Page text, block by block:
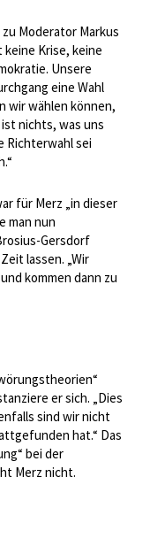
Moderator Markus
keine Krise, keine
Unsere
eine Wahl
wir wählen können,
nichts, was uns
Richterwahl sei
für Merz „in dieser
man nun
Gersdorf
lassen. „Wir
kommen dann zu
er sich. „Dies
sind wir nicht
hat.“ Das
bei der
Merz nicht.